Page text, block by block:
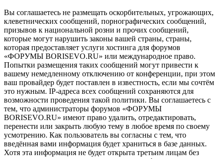
Вы соглашаетесь не размещать оскорбительных, угрожающих,
клеветнических сообщений, порнографических сообщений,
призывов к национальной розни и прочих сообщений,
которые могут нарушить законы вашей страны, страны,
которая предоставляет услуги хостинга для форумов
«ФОРУМЫ BORISEVO.RU» или международное право.
Попытки размещения таких сообщений могут привести к
вашему немедленному отключению от конференции, при этом
ваш провайдер будет поставлен в известность, если мы сочтём
это нужным. IP-адреса всех сообщений сохраняются для
возможности проведения такой политики. Вы соглашаетесь с
тем, что администраторы форумов «ФОРУМЫ
BORISEVO.RU» имеют право удалить, отредактировать,
перенести или закрыть любую тему в любое время по своему
усмотрению. Как пользователь вы согласны с тем, что
введённая вами информация будет храниться в базе данных.
Хотя эта информация не будет открыта третьим лицам без